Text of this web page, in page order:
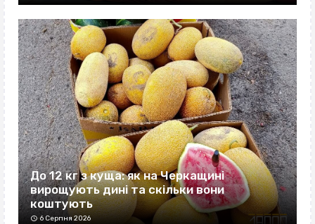
До 12 кг з куща: як на Черкащині
вирощують дині та скільки вони
коштують
6 Серпня 2026